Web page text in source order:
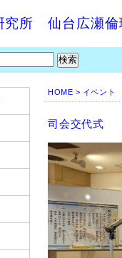
究所 仙台広瀬倫
HOME > イベント
司会交代式